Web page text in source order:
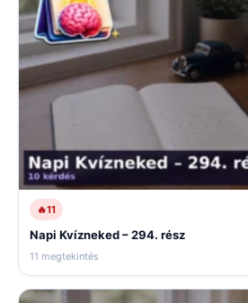
🔥11
Napi Kvízneked – 294. rész
11 megtekintés